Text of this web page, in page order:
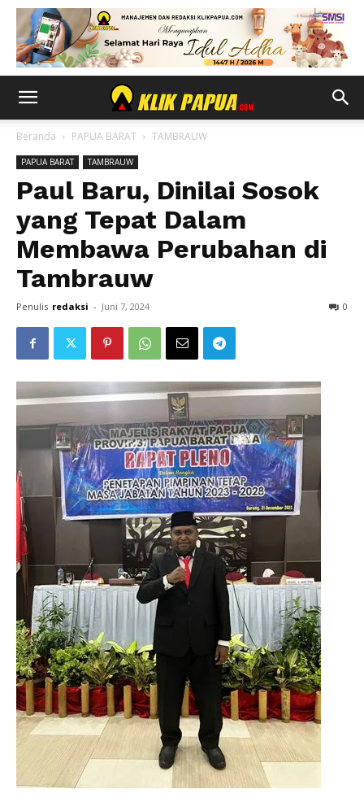
Beranda PAPUA BARAT TAMBRAUW
PAPUA BARAT TAMBRAUW
Paul Baru, Dinilai Sosok
yang Tepat Dalam
Membawa Perubahan di
Tambrauw
Penulis redaksi - Juni 7, 2024 0